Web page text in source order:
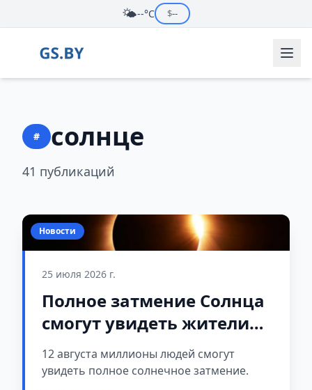
🌤️--°C $--
# солнце
41 публикаций
Новости
25 июля 2026 г.
Полное затмение Солнца
смогут увидеть жители
Европы
12 августа миллионы людей смогут
увидеть полное солнечное затмение.